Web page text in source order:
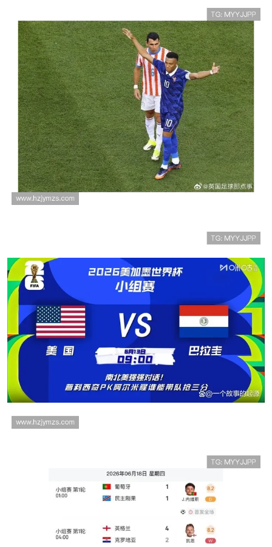
法甲VAR如何介入比赛？视频裁判适用情况解
析
法国1-0淘汰巴拉圭：防守大战中笑到最后
美国4-1巴拉圭：东道主世界杯首战战报整理